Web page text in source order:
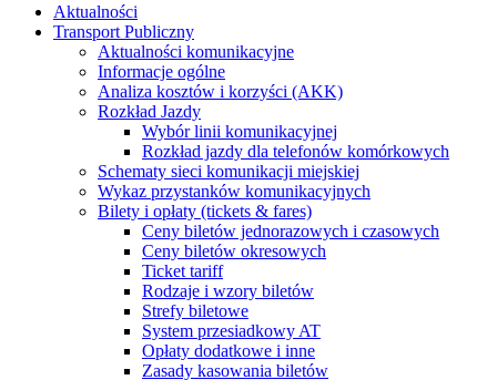
Aktualności
Transport Publiczny
Aktualności komunikacyjne
Informacje ogólne
Analiza kosztów i korzyści (AKK)
Rozkład Jazdy
Wybór linii komunikacyjnej
Rozkład jazdy dla telefonów komórkowych
Schematy sieci komunikacji miejskiej
Wykaz przystanków komunikacyjnych
Bilety i opłaty (tickets & fares)
Ceny biletów jednorazowych i czasowych
Ceny biletów okresowych
Ticket tariff
Rodzaje i wzory biletów
Strefy biletowe
System przesiadkowy AT
Opłaty dodatkowe i inne
Zasady kasowania biletów